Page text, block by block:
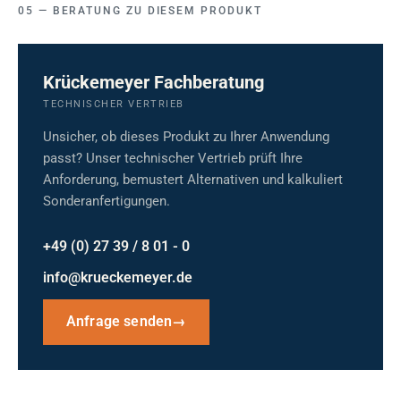
BERATUNG ZU DIESEM PRODUKT
Krückemeyer Fachberatung
TECHNISCHER VERTRIEB
Unsicher, ob dieses Produkt zu Ihrer Anwendung
passt? Unser technischer Vertrieb prüft Ihre
Anforderung, bemustert Alternativen und kalkuliert
Sonderanfertigungen.
+49 (0) 27 39 / 8 01 - 0
info@krueckemeyer.de
Anfrage senden→